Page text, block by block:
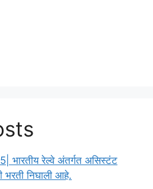
रेल्वे अंतर्गत असिस्टंट
भरती निघाली आहे.